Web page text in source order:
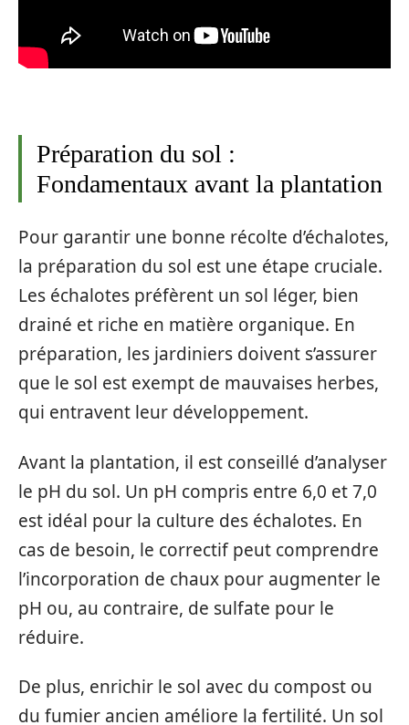
Préparation du sol :
Fondamentaux avant la plantation
Pour garantir une bonne récolte d’échalotes,
la préparation du sol est une étape cruciale.
Les échalotes préfèrent un sol léger, bien
drainé et riche en matière organique. En
préparation, les jardiniers doivent s’assurer
que le sol est exempt de mauvaises herbes,
qui entravent leur développement.
Avant la plantation, il est conseillé d’analyser
le pH du sol. Un pH compris entre 6,0 et 7,0
est idéal pour la culture des échalotes. En
cas de besoin, le correctif peut comprendre
l’incorporation de chaux pour augmenter le
pH ou, au contraire, de sulfate pour le
réduire.
De plus, enrichir le sol avec du compost ou
du fumier ancien améliore la fertilité. Un sol